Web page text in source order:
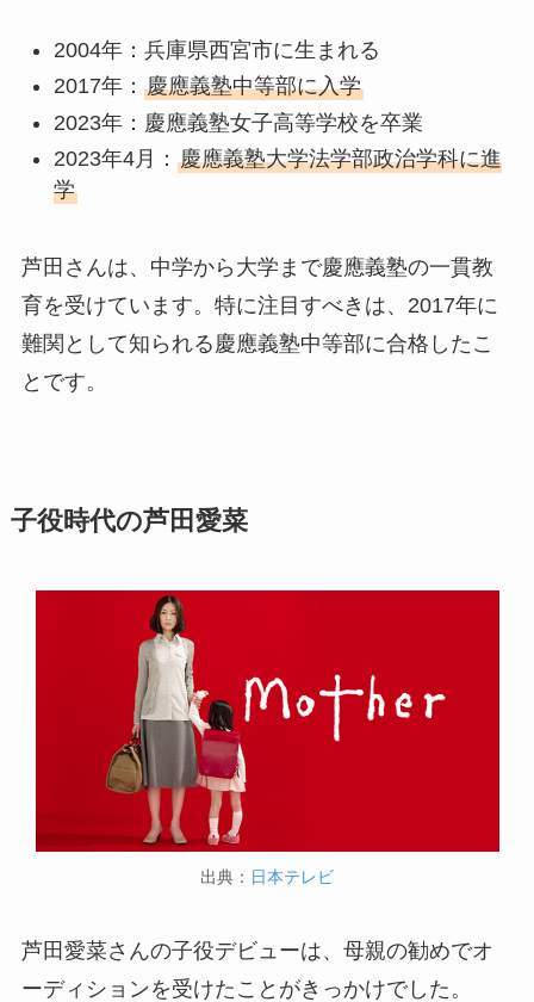
2004年：兵庫県西宮市に生まれる
2017年： 慶應義塾中等部に入学
2023年：慶應義塾女子高等学校を卒業
2023年4月： 慶應義塾大学法学部政治学科に進
学
芦田さんは、中学から大学まで慶應義塾の一貫教
育を受けています。特に注目すべきは、2017年に
難関として知られる慶應義塾中等部に合格したこ
とです。
子役時代の芦田愛菜
出典： 日本テレビ
芦田愛菜さんの子役デビューは、母親の勧めでオ
ーディションを受けたことがきっかけでした。